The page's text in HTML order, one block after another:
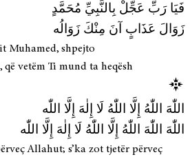
فَيَا رَبِّ عَجِّلْ بِالنَّبِيِّ مُحَمَّدٍ
زَوَالَ عَذَابٍ آنَ مِنْكَ زَوَالُه
Muhamed, shpejto
vetëm Ti mund ta heqësh
اللّٰهَ اللّٰهُ إِلَّا اللّٰهُ لَا إِلٰهَ إِلَّا اللّٰه
اللّٰهَ اللّٰهَ اللّٰهُ إِلَّا اللّٰهُ لَا إِلٰهَ إِلَّا اللّٰه
Allahut; s’ka zot tjetër përveç